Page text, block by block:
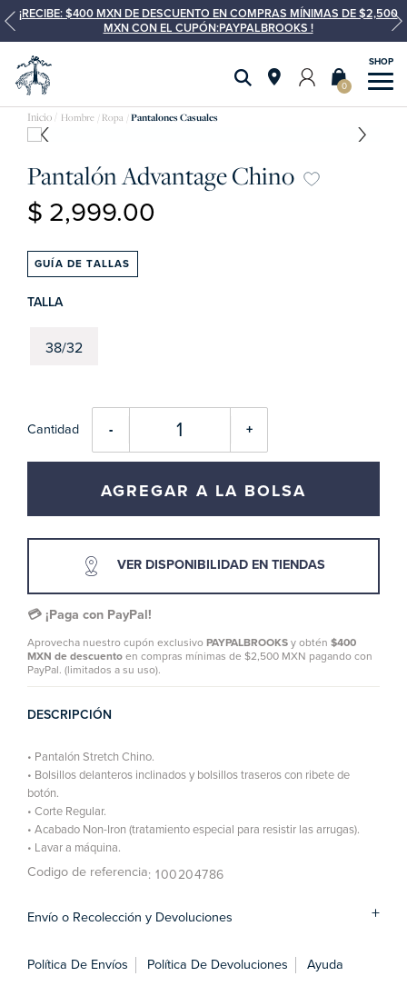
¡RECIBE: $400 MXN DE DESCUENTO EN COMPRAS MÍNIMAS DE $2,500
MXN CON EL CUPÓN:PAYPALBROOKS !
0
Hombre Ropa Pantalones Casuales
Pantalón Advantage Chino
$ 2,999.00
GUÍA DE TALLAS
TALLA
38/32
Cantidad +
-
AGREGAR A LA BOLSA
VER DISPONIBILIDAD EN TIENDAS
💳 ¡Paga con PayPal!
Aprovecha nuestro cupón exclusivo PAYPALBROOKS y obtén $400
MXN de descuento en compras mínimas de $2,500 MXN pagando con
PayPal. (limitados a su uso).
DESCRIPCIÓN
• Pantalón Stretch Chino.
• Bolsillos delanteros inclinados y bolsillos traseros con ribete de
botón.
• Corte Regular.
• Acabado Non-Iron (tratamiento especial para resistir las arrugas).
• Lavar a máquina.
Codigo de referencia: 100204786
Envío o Recolección y Devoluciones
Política De Envíos Política De Devoluciones Ayuda